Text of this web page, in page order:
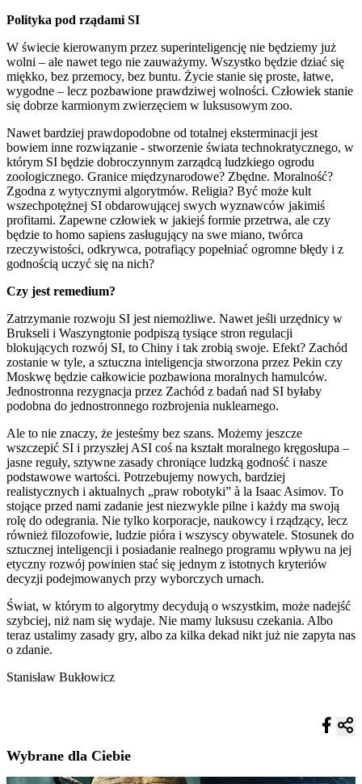
Polityka pod rządami SI
W świecie kierowanym przez superinteligencję nie będziemy już
wolni – ale nawet tego nie zauważymy. Wszystko będzie dziać się
miękko, bez przemocy, bez buntu. Życie stanie się proste, łatwe,
wygodne – lecz pozbawione prawdziwej wolności. Człowiek stanie
się dobrze karmionym zwierzęciem w luksusowym zoo.
Nawet bardziej prawdopodobne od totalnej eksterminacji jest
bowiem inne rozwiązanie - stworzenie świata technokratycznego, w
którym SI będzie dobroczynnym zarządcą ludzkiego ogrodu
zoologicznego. Granice międzynarodowe? Zbędne. Moralność?
Zgodna z wytycznymi algorytmów. Religia? Być może kult
wszechpotężnej SI obdarowującej swych wyznawców jakimiś
profitami. Zapewne człowiek w jakiejś formie przetrwa, ale czy
będzie to homo sapiens zasługujący na swe miano, twórca
rzeczywistości, odkrywca, potrafiący popełniać ogromne błędy i z
godnością uczyć się na nich?
Czy jest remedium?
Zatrzymanie rozwoju SI jest niemożliwe. Nawet jeśli urzędnicy w
Brukseli i Waszyngtonie podpiszą tysiące stron regulacji
blokujących rozwój SI, to Chiny i tak zrobią swoje. Efekt? Zachód
zostanie w tyle, a sztuczna inteligencja stworzona przez Pekin czy
Moskwę będzie całkowicie pozbawiona moralnych hamulców.
Jednostronna rezygnacja przez Zachód z badań nad SI byłaby
podobna do jednostronnego rozbrojenia nuklearnego.
Ale to nie znaczy, że jesteśmy bez szans. Możemy jeszcze
wszczepić SI i przyszłej ASI coś na kształt moralnego kręgosłupa –
jasne reguły, sztywne zasady chroniące ludzką godność i nasze
podstawowe wartości. Potrzebujemy nowych, bardziej
realistycznych i aktualnych „praw robotyki” à la Isaac Asimov. To
stojące przed nami zadanie jest niezwykle pilne i każdy ma swoją
rolę do odegrania. Nie tylko korporacje, naukowcy i rządzący, lecz
również filozofowie, ludzie pióra i wszyscy obywatele. Stosunek do
sztucznej inteligencji i posiadanie realnego programu wpływu na jej
etyczny rozwój powinien stać się jednym z istotnych kryteriów
decyzji podejmowanych przy wyborczych urnach.
Świat, w którym to algorytmy decydują o wszystkim, może nadejść
szybciej, niż nam się wydaje. Nie mamy luksusu czekania. Albo
teraz ustalimy zasady gry, albo za kilka dekad nikt już nie zapyta nas
o zdanie.
Stanisław Bukłowicz
Wybrane dla Ciebie